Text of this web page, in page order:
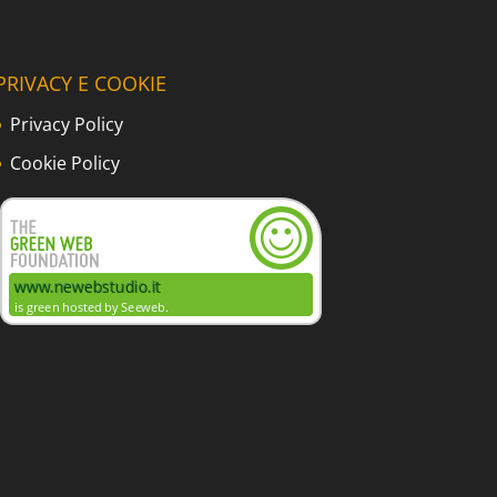
E COOKIE
Privacy Policy
Cookie Policy